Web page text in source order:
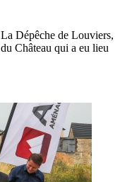
Dépêche de Louviers,
Château qui a eu lieu